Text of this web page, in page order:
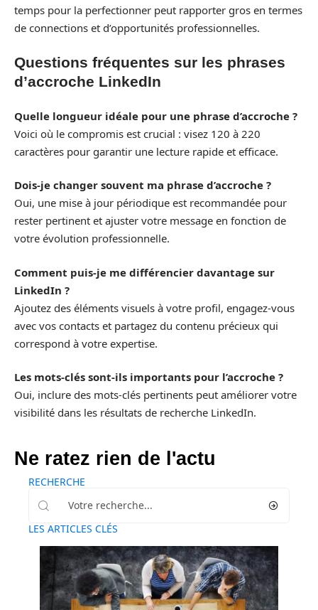
temps pour la perfectionner peut rapporter gros en termes
de connections et d’opportunités professionnelles.
Questions fréquentes sur les phrases
d’accroche LinkedIn
Quelle longueur idéale pour une phrase d’accroche ?
Voici où le compromis est crucial : visez 120 à 220
caractères pour garantir une lecture rapide et efficace.
Dois-je changer souvent ma phrase d’accroche ?
Oui, une mise à jour périodique est recommandée pour
rester pertinent et ajuster votre message en fonction de
votre évolution professionnelle.
Comment puis-je me différencier davantage sur
LinkedIn ?
Ajoutez des éléments visuels à votre profil, engagez-vous
avec vos contacts et partagez du contenu précieux qui
correspond à votre expertise.
Les mots-clés sont-ils importants pour l’accroche ?
Oui, inclure des mots-clés pertinents peut améliorer votre
visibilité dans les résultats de recherche LinkedIn.
Ne ratez rien de l'actu
RECHERCHE
LES ARTICLES CLÉS